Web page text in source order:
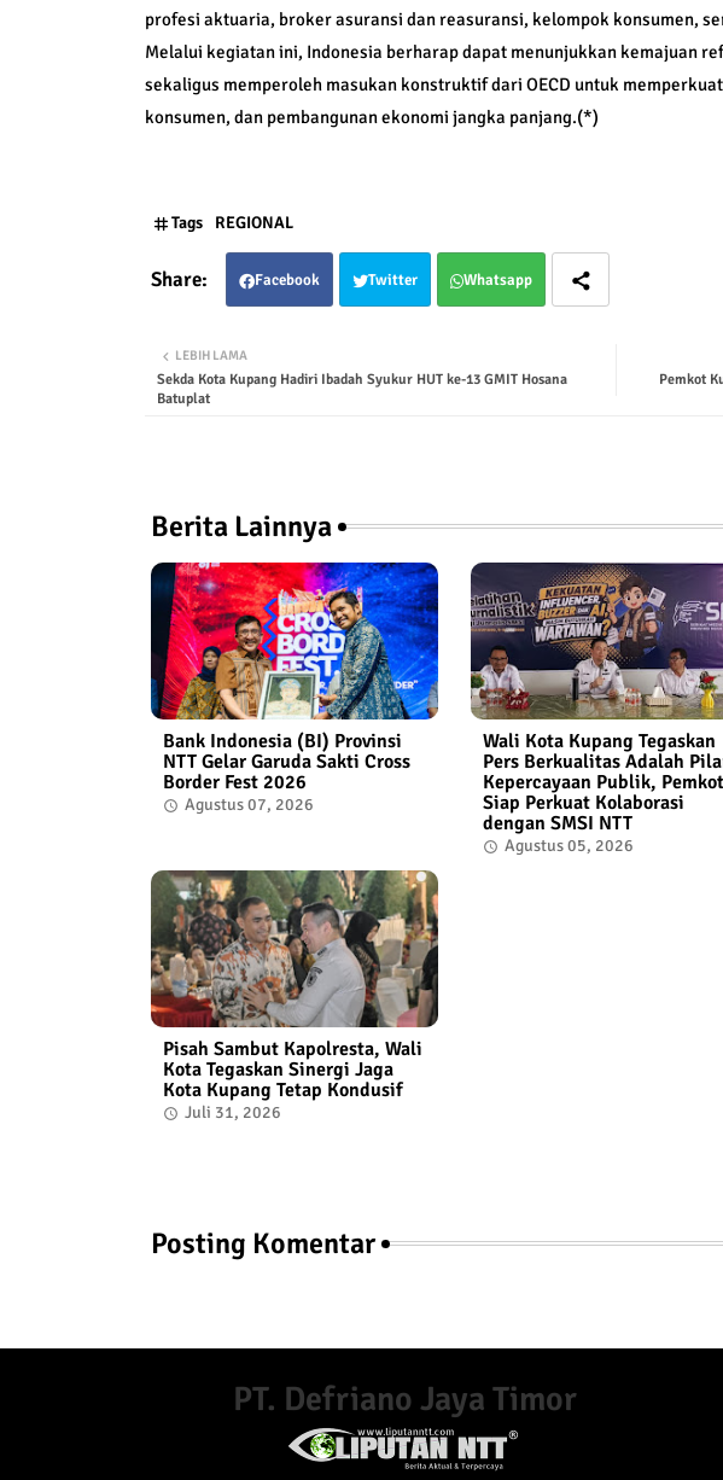
profesi aktuaria, broker asuransi dan reasuransi, kelompok konsumen,
Melalui kegiatan ini, Indonesia berharap dapat menunjukkan kemajuan
sekaligus memperoleh masukan konstruktif dari OECD untuk
konsumen, dan pembangunan ekonomi jangka panjang.(*)
Tags REGIONAL
Facebook Twitter Whatsapp
Pemkot
LEBIH LAMA
Sekda Kota Kupang Hadiri Ibadah Syukur HUT ke-13 GMIT Hosana
Batuplat
Berita Lainnya
Bank Indonesia (BI) Provinsi
NTT Gelar Garuda Sakti Cross
Border Fest 2026
Agustus 07, 2026
Wali Kota Kupang Tegaskan
Pers Berkualitas Adalah
Kepercayaan Publik, Pemkot
Siap Perkuat Kolaborasi
dengan SMSI NTT
Agustus 05, 2026
Pisah Sambut Kapolresta, Wali
Kota Tegaskan Sinergi Jaga
Kota Kupang Tetap Kondusif
Juli 31, 2026
Posting Komentar
PT. Defriano Jaya Timor